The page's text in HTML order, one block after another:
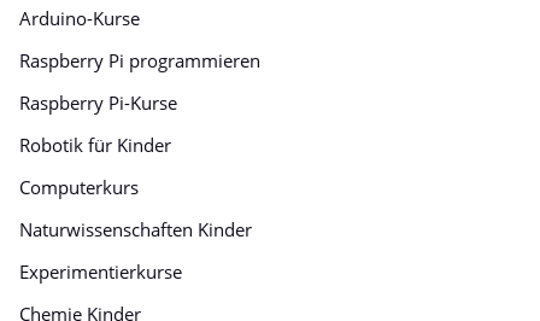
Arduino-Kurse
Raspberry Pi programmieren
Raspberry Pi-Kurse
Robotik für Kinder
Computerkurs
Naturwissenschaften Kinder
Experimentierkurse
Chemie Kinder